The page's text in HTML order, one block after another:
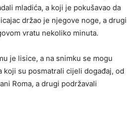
mladića, a koji je pokušavao da
držao je njegove noge, a drugi
vratu nekoliko minuta.
je lisice, a na snimku se mogu
koji su posmatrali cijeli događaj, od
Roma, a drugi podržavali